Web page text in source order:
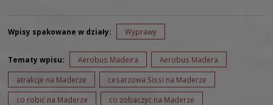
Wpisy spakowane w działy: Wyprawy
Tematy wpisu: Aerobus Madeira Aerobus Madera
atrakcje na Maderze cesarzowa Sissi na Maderze
co robić na Maderze co zobaczyć na Maderze